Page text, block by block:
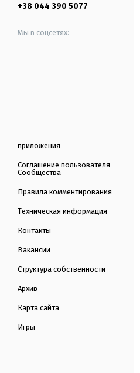
+38 044 390 5077
Мы в соцсетях:
приложения
Соглашение пользователя
Сообщества
Правила комментирования
Техническая информация
Контакты
Вакансии
Структура собственности
Архив
Карта сайта
Игры